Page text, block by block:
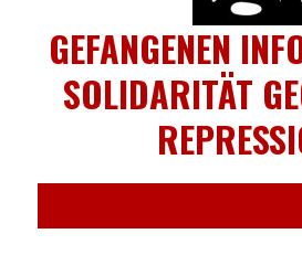
GEFANGENEN
SOLIDARITÄT